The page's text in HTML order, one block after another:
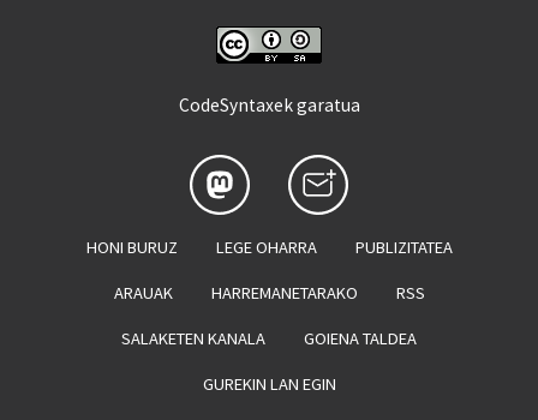
CodeSyntaxek garatua
HONI BURUZ LEGE OHARRA PUBLIZITATEA
ARAUAK HARREMANETARAKO RSS
SALAKETEN KANALA GOIENA TALDEA
GUREKIN LAN EGIN